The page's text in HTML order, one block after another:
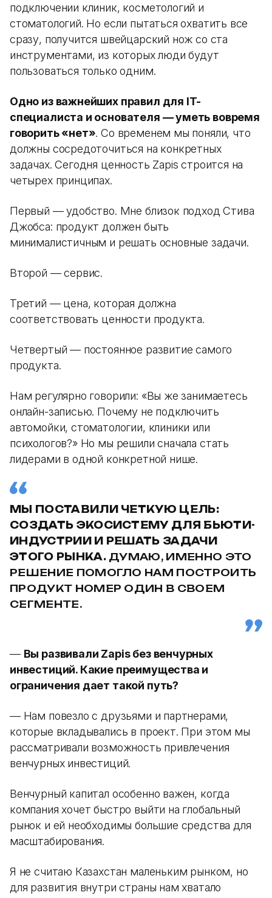
подключении клиник, косметологий и
стоматологий. Но если пытаться охватить все
сразу, получится швейцарский нож со ста
инструментами, из которых люди будут
пользоваться только одним.
Одно из важнейших правил для IT-
специалиста и основателя — уметь вовремя
говорить «нет». Со временем мы поняли, что
должны сосредоточиться на конкретных
задачах. Сегодня ценность Zapis строится на
четырех принципах.
Первый — удобство. Мне близок подход Стива
Джобса: продукт должен быть
минималистичным и решать основные задачи.
Второй — сервис.
Третий — цена, которая должна
соответствовать ценности продукта.
Четвертый — постоянное развитие самого
продукта.
Нам регулярно говорили: «Вы же занимаетесь
онлайн-записью. Почему не подключить
автомойки, стоматологии, клиники или
психологов?» Но мы решили сначала стать
лидерами в одной конкретной нише.
МЫ ПОСТАВИЛИ ЧЕТКУЮ ЦЕЛЬ:
СОЗДАТЬ ЭКОСИСТЕМУ ДЛЯ БЬЮТИ-
ИНДУСТРИИ И РЕШАТЬ ЗАДАЧИ
ЭТОГО РЫНКА. ДУМАЮ, ИМЕННО ЭТО
РЕШЕНИЕ ПОМОГЛО НАМ ПОСТРОИТЬ
ПРОДУКТ НОМЕР ОДИН В СВОЕМ
СЕГМЕНТЕ.
— Вы развивали Zapis без венчурных
инвестиций. Какие преимущества и
ограничения дает такой путь?
— Нам повезло с друзьями и партнерами,
которые вкладывались в проект. При этом мы
рассматривали возможность привлечения
венчурных инвестиций.
Венчурный капитал особенно важен, когда
компания хочет быстро выйти на глобальный
рынок и ей необходимы большие средства для
масштабирования.
Я не считаю Казахстан маленьким рынком, но
для развития внутри страны нам хватало